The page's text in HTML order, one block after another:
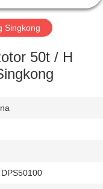
Singkong
50t / H